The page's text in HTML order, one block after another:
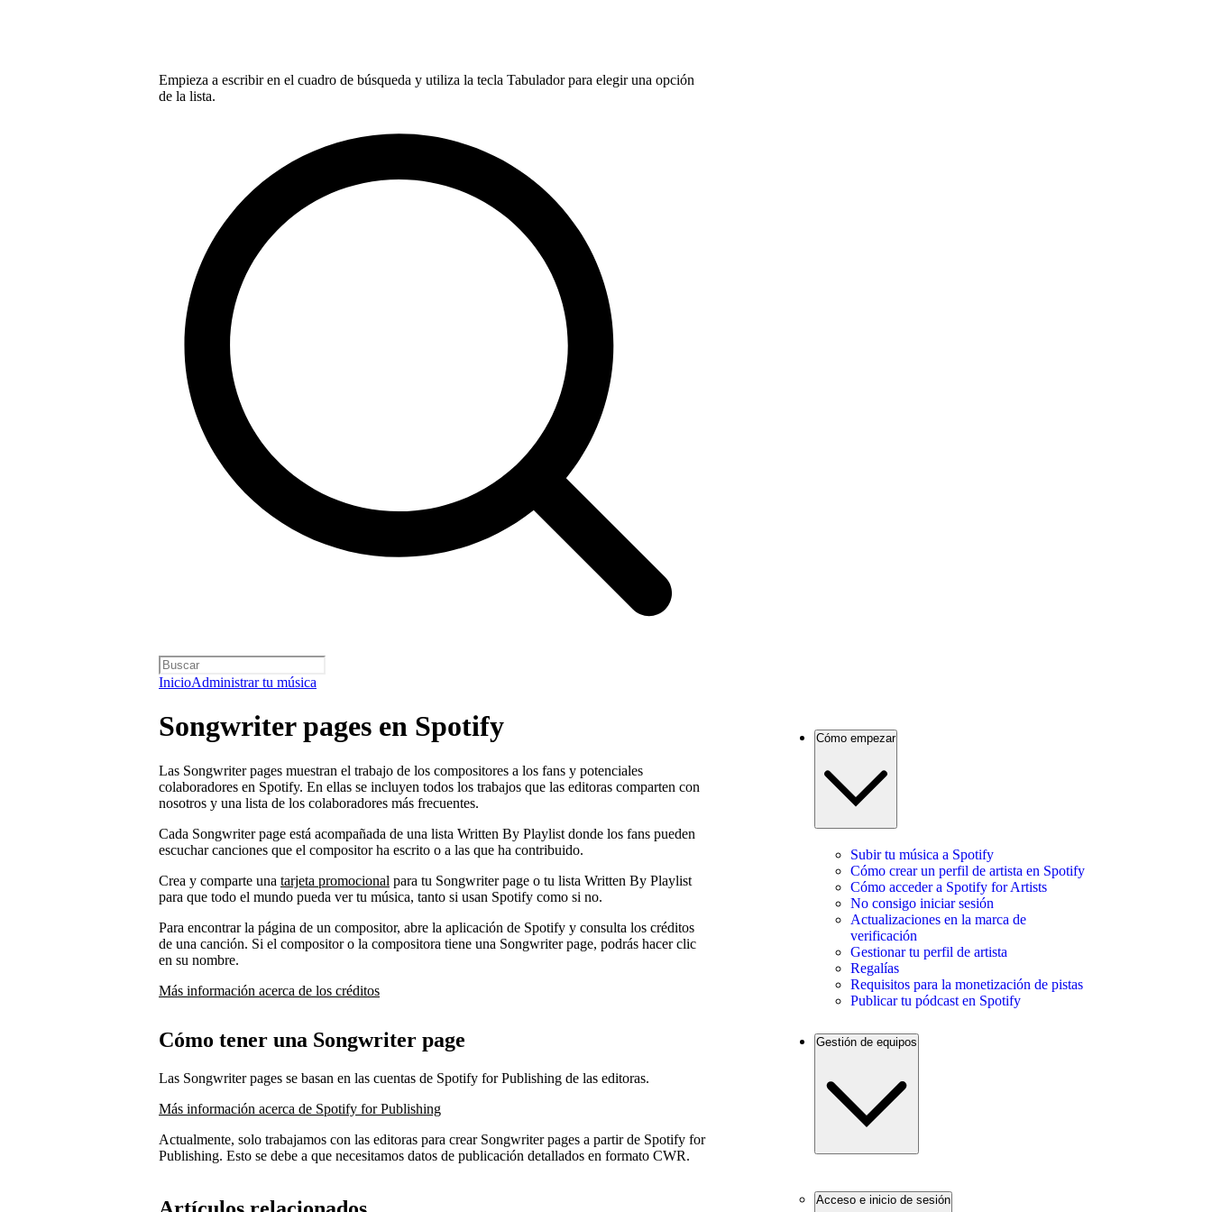
Empieza a escribir en el cuadro de búsqueda y utiliza la tecla Tabulador para elegir una opción
de la lista.
InicioAdministrar tu música
Songwriter pages en Spotify
Las Songwriter pages muestran el trabajo de los compositores a los fans y potenciales
colaboradores en Spotify. En ellas se incluyen todos los trabajos que las editoras comparten con
nosotros y una lista de los colaboradores más frecuentes.
Cada Songwriter page está acompañada de una lista Written By Playlist donde los fans pueden
escuchar canciones que el compositor ha escrito o a las que ha contribuido.
Crea y comparte una tarjeta promocional para tu Songwriter page o tu lista Written By Playlist
para que todo el mundo pueda ver tu música, tanto si usan Spotify como si no.
Para encontrar la página de un compositor, abre la aplicación de Spotify y consulta los créditos
de una canción. Si el compositor o la compositora tiene una Songwriter page, podrás hacer clic
en su nombre.
Más información acerca de los créditos
Cómo tener una Songwriter page
Las Songwriter pages se basan en las cuentas de Spotify for Publishing de las editoras.
Más información acerca de Spotify for Publishing
Actualmente, solo trabajamos con las editoras para crear Songwriter pages a partir de Spotify for
Publishing. Esto se debe a que necesitamos datos de publicación detallados en formato CWR.
Cómo empezar
Subir tu música a Spotify
Cómo crear un perfil de artista en Spotify
Cómo acceder a Spotify for Artists
No consigo iniciar sesión
Actualizaciones en la marca de
verificación
Gestionar tu perfil de artista
Regalías
Requisitos para la monetización de pistas
Publicar tu pódcast en Spotify
Gestión de equipos
Acceso e inicio de sesión